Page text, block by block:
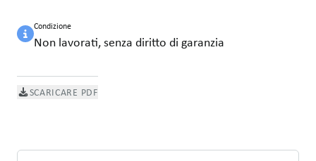
Condizione
Non lavorati, senza diritto di garanzia
SCARICARE PDF